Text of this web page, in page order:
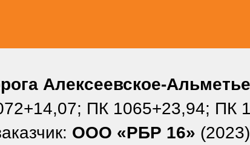
Алексеевское-
ПК 1065+23,94; ПК
ООО «РБР 16» (2023)